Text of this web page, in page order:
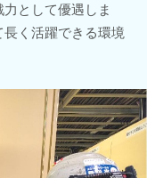
として優遇しま
く活躍できる環境